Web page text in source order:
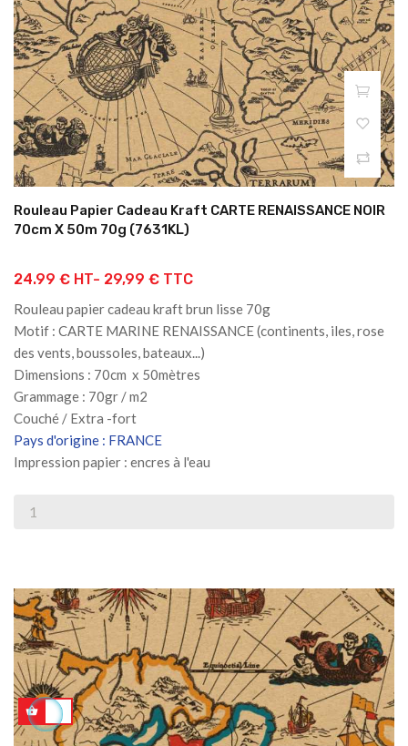
Rouleau Papier Cadeau Kraft CARTE RENAISSANCE NOIR
70cm X 50m 70g (7631KL)
24.99 € HT- 29,99 € TTC
Rouleau papier cadeau kraft brun lisse 70g
Motif : CARTE MARINE RENAISSANCE (continents, iles, rose
des vents, boussoles, bateaux...)
Dimensions : 70cm x 50mètres
Grammage : 70gr / m2
Couché / Extra -fort
Pays d'origine : FRANCE
Impression papier : encres à l'eau